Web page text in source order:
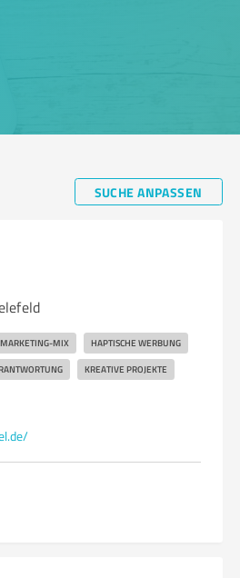
SUCHE ANPASSEN
MARKETING-MIX HAPTISCHE WERBUNG
KREATIVE PROJEKTE